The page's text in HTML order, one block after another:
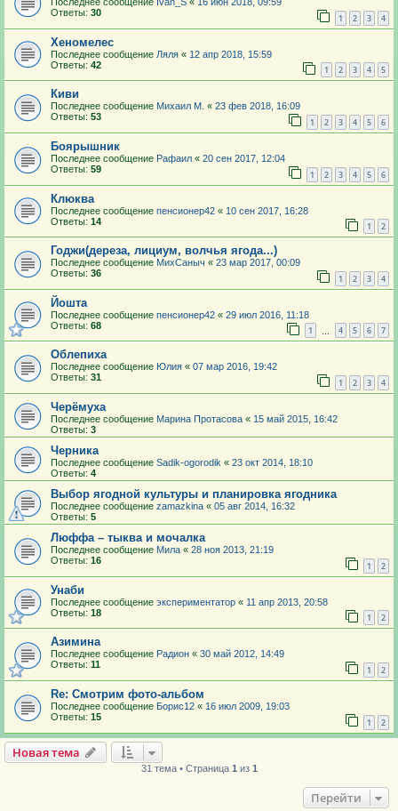
Ответы: 30 1 2 3 4
Хеномелес
Последнее сообщение Ляля « 12 апр 2018, 15:59
Ответы: 42 1 2 3 4 5
Киви
Последнее сообщение Михаил М. « 23 фев 2018, 16:09
Ответы: 53 1 2 3 4 5 6
Боярышник
Последнее сообщение Рафаил « 20 сен 2017, 12:04
Ответы: 59 1 2 3 4 5 6
Клюква
Последнее сообщение пенсионер42 « 10 сен 2017, 16:28
Ответы: 14 1 2
Годжи(дереза, лициум, волчья ягода...)
Последнее сообщение МихСаныч « 23 мар 2017, 00:09
Ответы: 36 1 2 3 4
Йошта
Последнее сообщение пенсионер42 « 29 июл 2016, 11:18
Ответы: 68 1 4 5 6 7
Облепиха
Последнее сообщение Юлия « 07 мар 2016, 19:42
Ответы: 31 1 2 3 4
Черёмуха
Последнее сообщение Марина Протасова « 15 май 2015, 16:42
Ответы: 3
Черника
Последнее сообщение Sadik-ogorodik « 23 окт 2014, 18:10
Ответы: 4
Выбор ягодной культуры и планировка ягодника
Последнее сообщение zamazkina « 05 авг 2014, 16:32
Ответы: 5
Люффа – тыква и мочалка
Последнее сообщение Мила « 28 ноя 2013, 21:19
Ответы: 16 1 2
Унаби
Последнее сообщение экспериментатор « 11 апр 2013, 20:58
Ответы: 18 1 2
Азимина
Последнее сообщение Радион « 30 май 2012, 14:49
Ответы: 11 1 2
Re: Смотрим фото-альбом
Последнее сообщение Борис12 « 16 июл 2009, 19:03
Ответы: 15 1 2
Новая тема
31 тема • Страница 1 из 1
Перейти